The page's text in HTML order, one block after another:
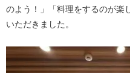
のよう！」「料理をするのが楽
いただきました。